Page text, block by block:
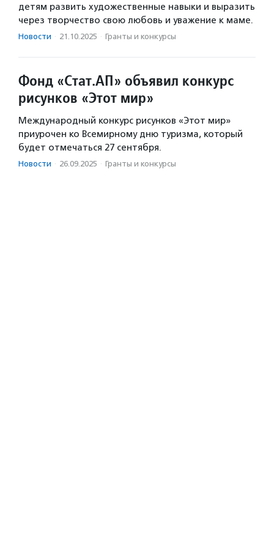
детям развить художественные навыки и выразить
через творчество свою любовь и уважение к маме.
Новости · 21.10.2025 · Гранты и конкурсы
Фонд «Стат.АП» объявил конкурс
рисунков «Этот мир»
Международный конкурс рисунков «Этот мир»
приурочен ко Всемирному дню туризма, который
будет отмечаться 27 сентября.
Новости · 26.09.2025 · Гранты и конкурсы